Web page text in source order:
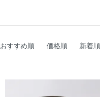
おすすめ順 価格順 新着順